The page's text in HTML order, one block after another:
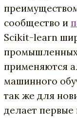
сообщество и
Scikit-learn
промышленных
применяются
машинного
так же для
делает